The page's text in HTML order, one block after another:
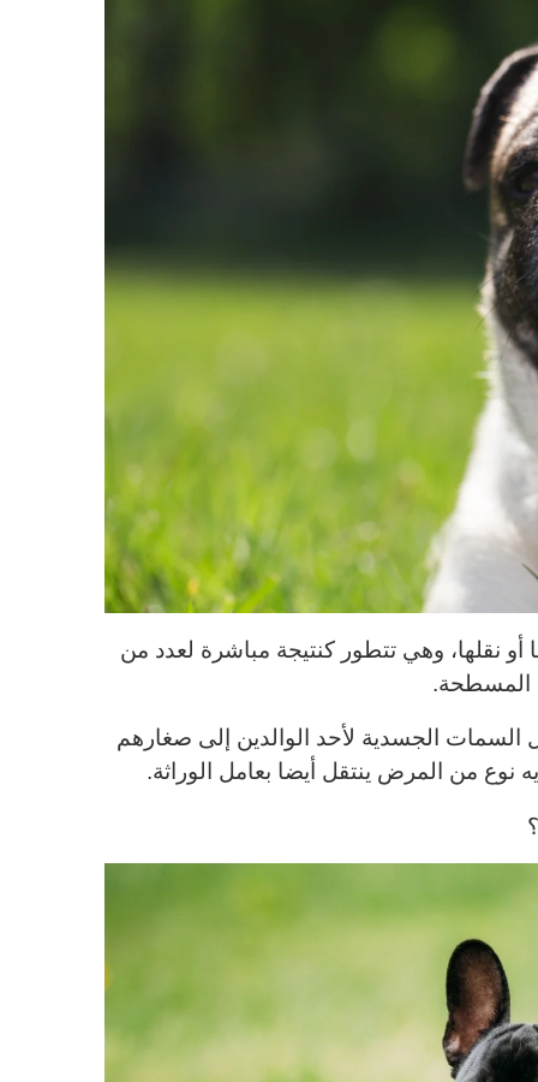
أو نقلها، وهي تتطور كنتيجة مباشرة لعدد من
المسطحة.
السمات الجسدية لأحد الوالدين إلى صغارهم
نوع من المرض ينتقل أيضا بعامل الوراثة.